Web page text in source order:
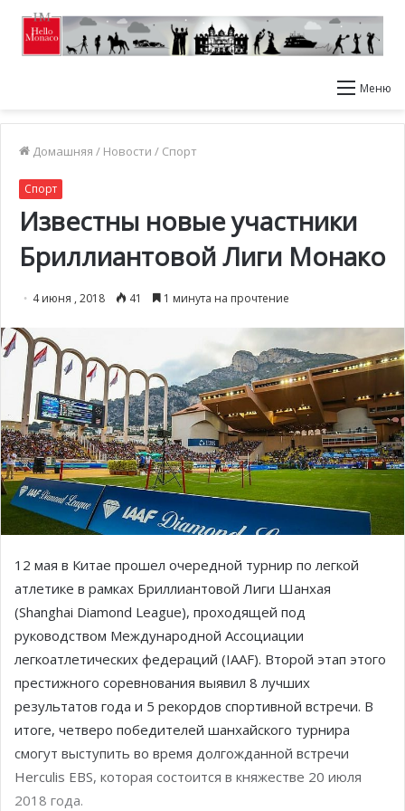
Меню
Домашняя / Новости / Спорт
Спорт
Известны новые участники
Бриллиантовой Лиги Монако
4 июня , 2018 41 1 минута на прочтение
12 мая в Китае прошел очередной турнир по легкой
атлетике в рамках Бриллиантовой Лиги Шанхая
(Shanghai Diamond League), проходящей под
руководством Международной Ассоциации
легкоатлетических федераций (IAAF). Второй этап этого
престижного соревнования выявил 8 лучших
результатов года и 5 рекордов спортивной встречи. В
итоге, четверо победителей шанхайского турнира
смогут выступить во время долгожданной встречи
Herculis EBS, которая состоится в княжестве 20 июля
2018 года.